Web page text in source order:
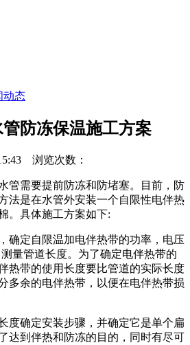
动态
防冻保温施工方案
浏览次数：
管需要提前防冻和防堵塞。目前，防
法是在水管外安装一个自限性电伴热
。具体施工方案如下:
确定自限温加电伴热带的功率，电压
量管道长度。为了确定电伴热带的
热带的使用长度要比管道的实际长度
多余的电伴热带，以便在电伴热带损
度确定安装步骤，并确定它是单个扁
达到伴热和防冻的目的，同时有尽可